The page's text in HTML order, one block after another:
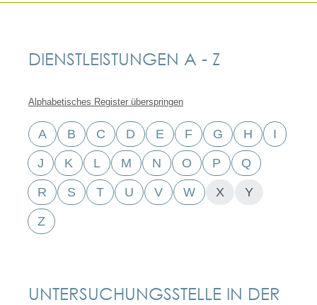
DIENSTLEISTUNGEN A - Z
Alphabetisches Register überspringen
A B C D E F G H I
J K L M N O P Q
R S T U V W X Y
Z
UNTERSUCHUNGSSTELLE IN DER